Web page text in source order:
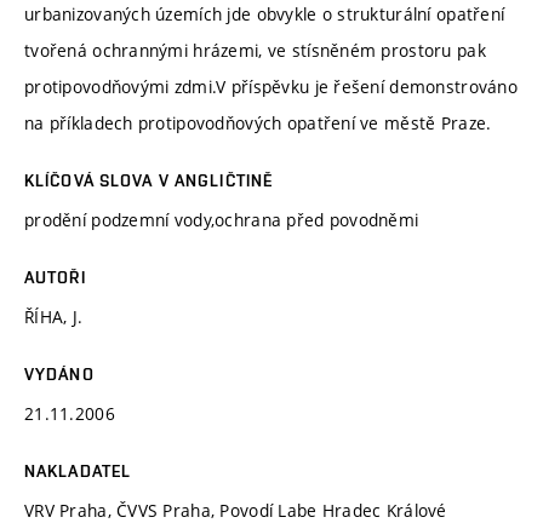
urbanizovaných územích jde obvykle o strukturální opatření
tvořená ochrannými hrázemi, ve stísněném prostoru pak
protipovodňovými zdmi.V příspěvku je řešení demonstrováno
na příkladech protipovodňových opatření ve městě Praze.
KLÍČOVÁ SLOVA V ANGLIČTINĚ
prodění podzemní vody,ochrana před povodněmi
AUTOŘI
ŘÍHA, J.
VYDÁNO
21.11.2006
NAKLADATEL
VRV Praha, ČVVS Praha, Povodí Labe Hradec Králové